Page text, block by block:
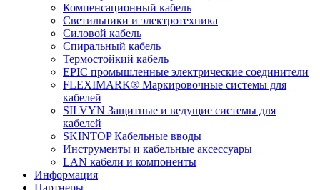
Компенсационный кабель
Светильники и электротехника
Силовой кабель
Спиральный кабель
Термостойкий кабель
EPIC промышленные электрические соединители
FLEXIMARK® Маркировочные системы для
кабелей
SILVYN Защитные и ведущие системы для
кабелей
SKINTOP Кабельные вводы
Инструменты и кабельные аксессуары
LAN кабели и компоненты
Информация